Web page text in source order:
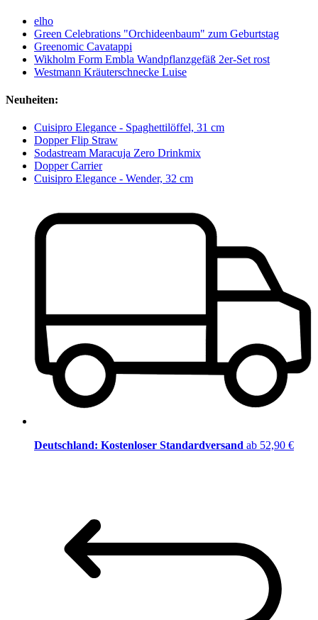
elho
Green Celebrations "Orchideenbaum" zum Geburtstag
Greenomic Cavatappi
Wikholm Form Embla Wandpflanzgefäß 2er-Set rost
Westmann Kräuterschnecke Luise
Neuheiten:
Cuisipro Elegance - Spaghettilöffel, 31 cm
Dopper Flip Straw
Sodastream Maracuja Zero Drinkmix
Dopper Carrier
Cuisipro Elegance - Wender, 32 cm
Deutschland: Kostenloser Standardversand ab 52,90 €